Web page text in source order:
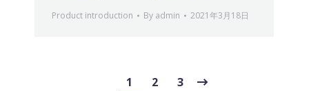
Product introduction By admin 2021年3月18日
1 2 3